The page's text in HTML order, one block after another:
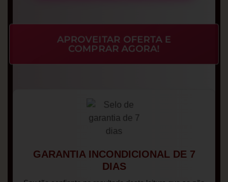
APROVEITAR OFERTA E
COMPRAR AGORA!
GARANTIA INCONDICIONAL DE 7
DIAS